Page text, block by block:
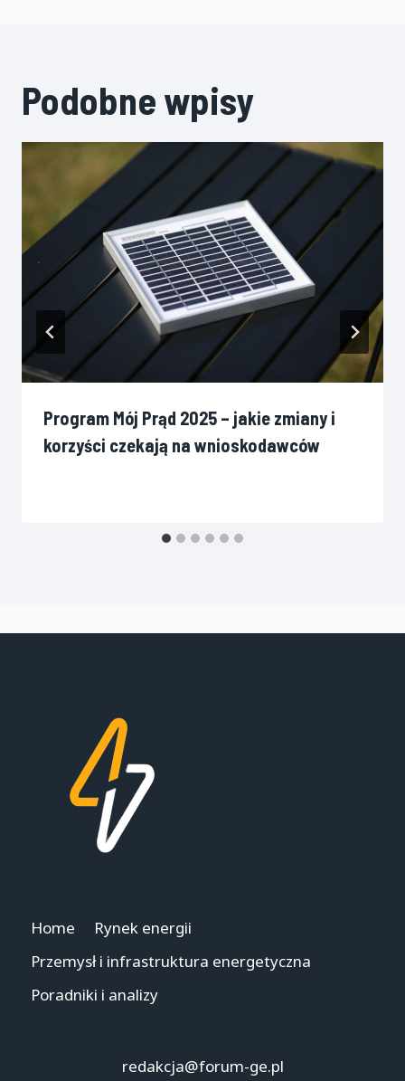
Podobne wpisy
Program Mój Prąd 2025 – jakie zmiany i
korzyści czekają na wnioskodawców
Home
Rynek energii
Przemysł i infrastruktura energetyczna
Poradniki i analizy
redakcja@forum-ge.pl